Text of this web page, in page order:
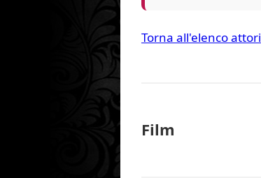
Torna all'elenco attori
Film